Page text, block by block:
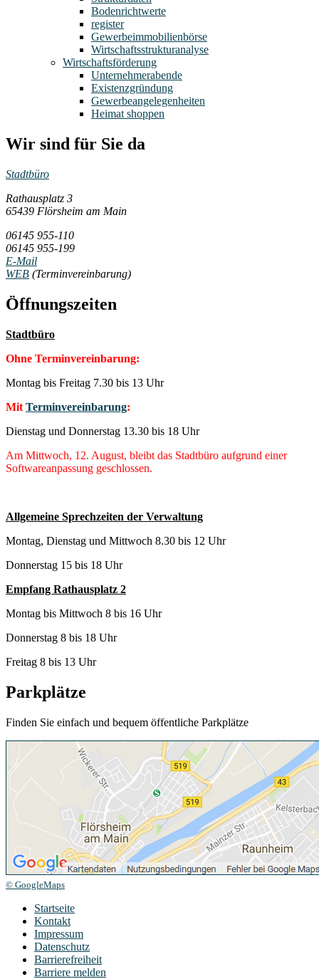
Bodenrichtwerte
register
Gewerbeimmobilienbörse
Wirtschaftsstrukturanalyse
Wirtschaftsförderung
Unternehmerabende
Existenzgründung
Gewerbeangelegenheiten
Heimat shoppen
Wir sind für Sie da
Stadtbüro
Rathausplatz 3
65439 Flörsheim am Main
06145 955-110
06145 955-199
E-Mail
WEB (Terminvereinbarung)
Öffnungszeiten
Stadtbüro
Ohne Terminvereinbarung:
Montag bis Freitag 7.30 bis 13 Uhr
Mit Terminvereinbarung:
Dienstag und Donnerstag 13.30 bis 18 Uhr
Am Mittwoch, 12. August, bleibt das Stadtbüro aufgrund einer
Softwareanpassung geschlossen.
Allgemeine Sprechzeiten der Verwaltung
Montag, Dienstag und Mittwoch 8.30 bis 12 Uhr
Donnerstag 15 bis 18 Uhr
Empfang Rathausplatz 2
Montag bis Mittwoch 8 bis 16 Uhr
Donnerstag 8 bis 18 Uhr
Freitag 8 bis 13 Uhr
Parkplätze
Finden Sie einfach und bequem öffentliche Parkplätze
© GoogleMaps
Startseite
Kontakt
Impressum
Datenschutz
Barrierefreiheit
Barriere melden